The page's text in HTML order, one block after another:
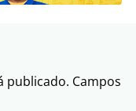
publicado. Campos